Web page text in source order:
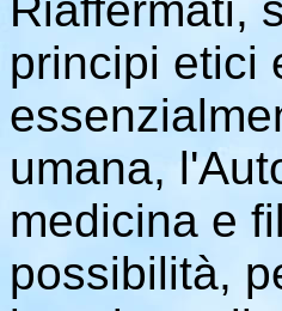
principi etici
umana,
medicina e
possibilità,